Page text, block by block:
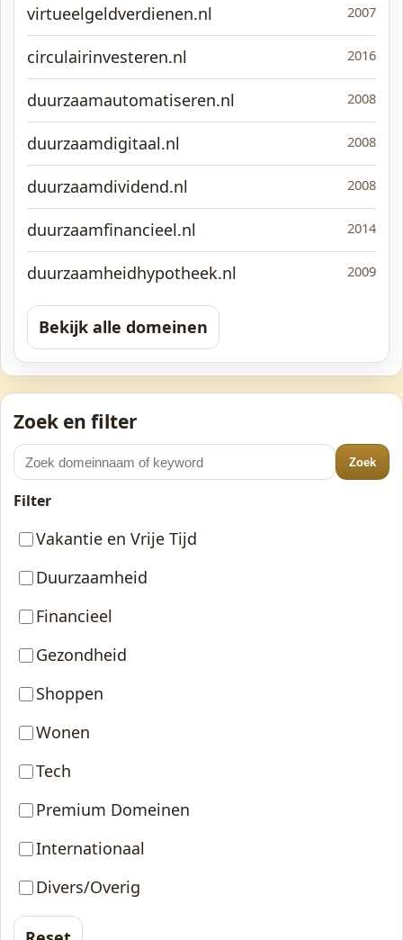
virtueelgeldverdienen.nl 2007
circulairinvesteren.nl 2016
duurzaamautomatiseren.nl 2008
duurzaamdigitaal.nl 2008
duurzaamdividend.nl 2008
duurzaamfinancieel.nl 2014
duurzaamheidhypotheek.nl 2009
Bekijk alle domeinen
Zoek en filter
Zoek
Filter
Vakantie en Vrije Tijd
Duurzaamheid
Financieel
Gezondheid
Shoppen
Wonen
Tech
Premium Domeinen
Internationaal
Divers/Overig